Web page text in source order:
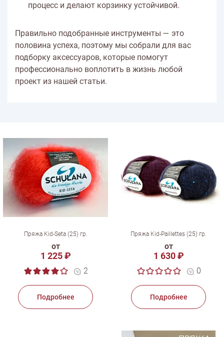
процесс и делают корзинку устойчивой.
Правильно подобранные инструменты — это
половина успеха, поэтому мы собрали для вас
подборку аксессуаров, которые помогут
профессионально воплотить в жизнь любой
проект из нашей статьи.
Пряжа Kid-Seta (25) гр.
от
1 225 ₽
2
Подробнее
Пряжа Kid-Paillettes (25) гр.
от
1 630 ₽
0
Подробнее